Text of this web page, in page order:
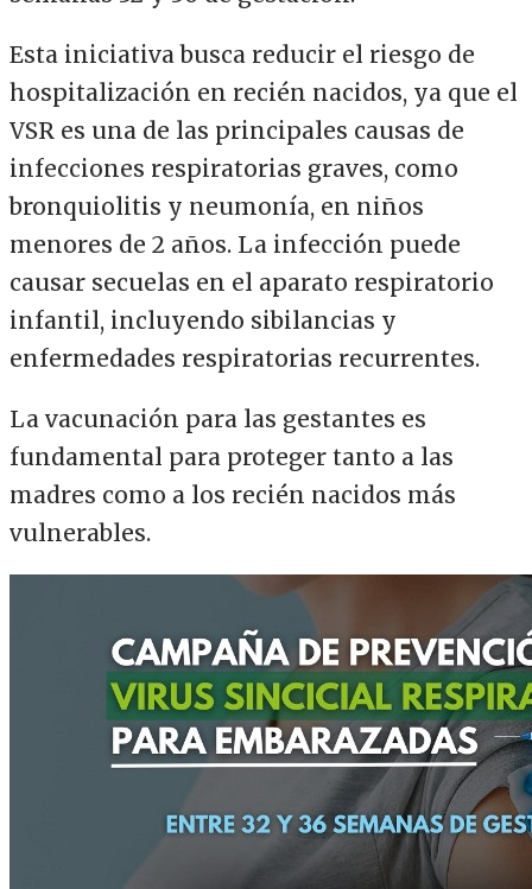
Esta iniciativa busca reducir el riesgo de
hospitalización en recién nacidos, ya que el
VSR es una de las principales causas de
infecciones respiratorias graves, como
bronquiolitis y neumonía, en niños
menores de 2 años. La infección puede
causar secuelas en el aparato respiratorio
infantil, incluyendo sibilancias y
enfermedades respiratorias recurrentes.
La vacunación para las gestantes es
fundamental para proteger tanto a las
madres como a los recién nacidos más
vulnerables.